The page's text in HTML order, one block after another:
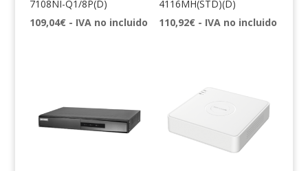
7108NI-Q1/8P(D)
109,04€ - IVA no incluido
4116MH(STD)(D)
110,92€ - IVA no incluido